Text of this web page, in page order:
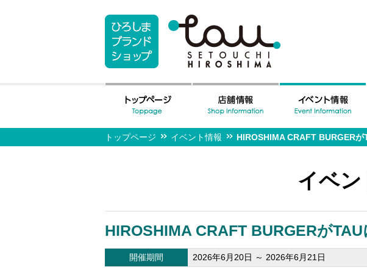
トップページ イベント情報 HIROSHIMA CRAFT BURGERが
イベン
HIROSHIMA CRAFT BURGERがTAU
開催期間 2026年6月20日 ～ 2026年6月21日